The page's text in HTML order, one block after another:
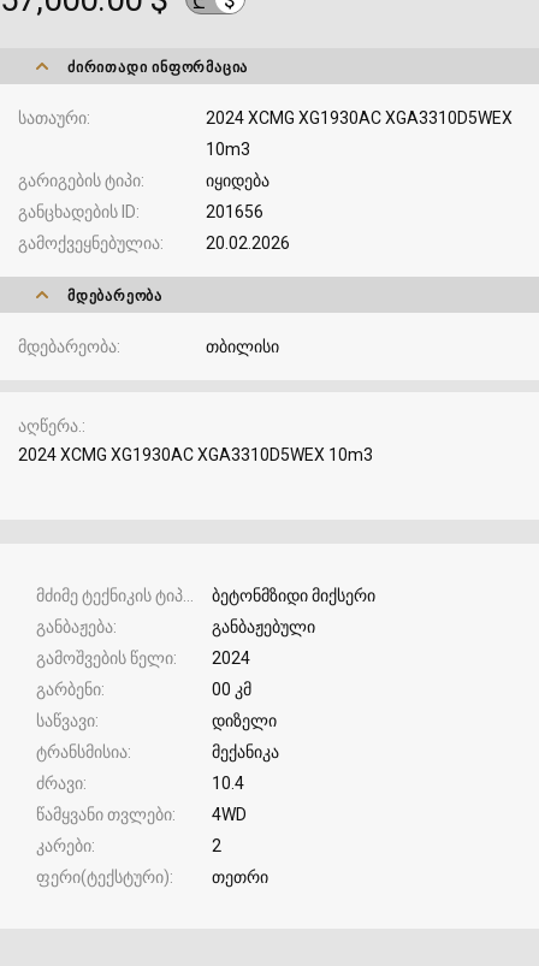
ᲫᲘᲠᲘᲗᲐᲓᲘ ᲘᲜᲤᲝᲠᲛᲐᲪᲘᲐ
სათაური
2024 XCMG XG1930AC XGA3310D5WEX
10m3
გარიგების ტიპი
იყიდება
განცხადების ID
201656
გამოქვეყნებულია
20.02.2026
ᲛᲓᲔᲑᲐᲠᲔᲝᲑᲐ
მდებარეობა თბილისი
აღწერა.
2024 XCMG XG1930AC XGA3310D5WEX 10m3
ბეტონმზიდი მიქსერი
განბაჟება
განბაჟებული
გამოშვების წელი
2024
გარბენი
00 კმ
საწვავი
დიზელი
ტრანსმისია
მექანიკა
ძრავი
10.4
წამყვანი თვლები
4WD
კარები
2
ფერი(ტექსტური)
თეთრი